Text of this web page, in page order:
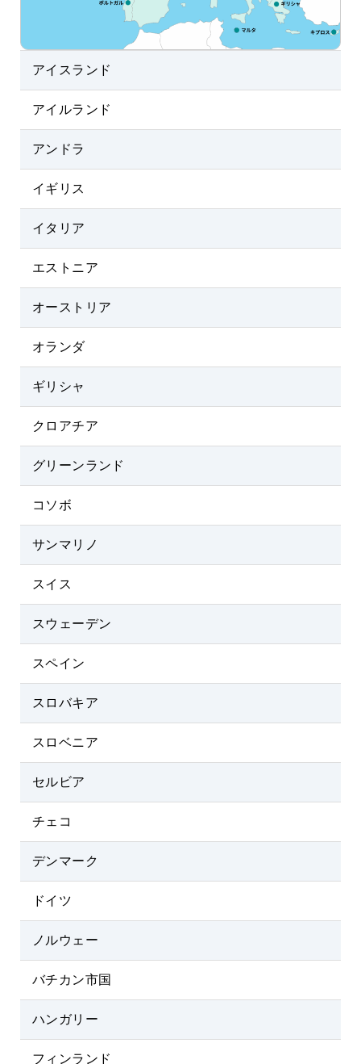
アイスランド
アイルランド
アンドラ
イギリス
イタリア
エストニア
オーストリア
オランダ
ギリシャ
クロアチア
グリーンランド
コソボ
サンマリノ
スイス
スウェーデン
スペイン
スロバキア
スロベニア
セルビア
チェコ
デンマーク
ドイツ
ノルウェー
バチカン市国
ハンガリー
フィンランド